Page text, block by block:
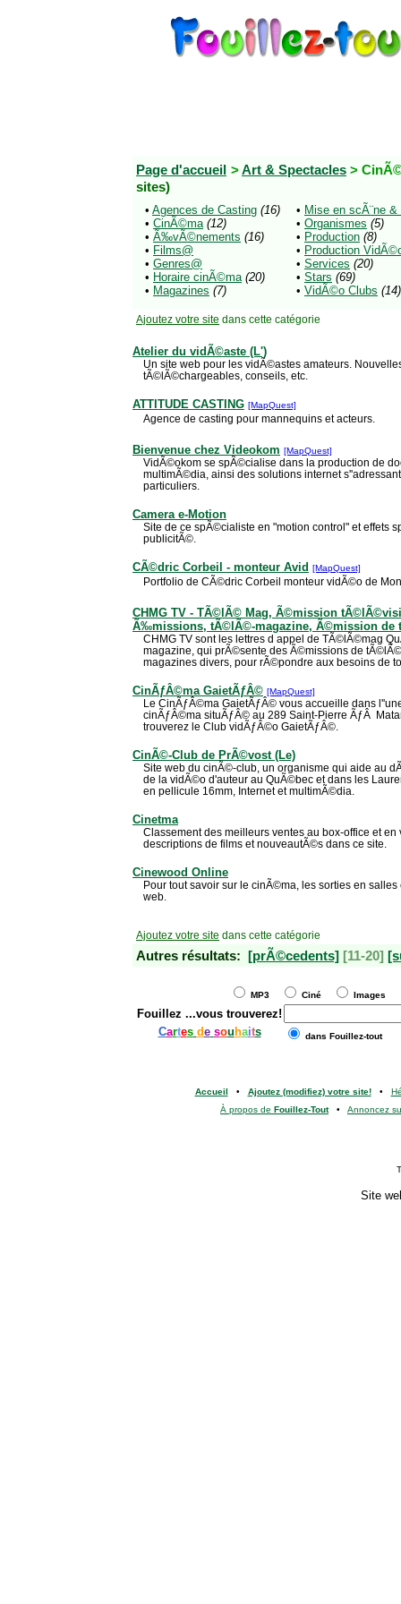
Page d'accueil >Art & Spectacles >
sites)
• Agences de Casting (16)
• CinÃ©ma (12)
• Ã‰vÃ©nements (16)
• Films@
• Genres@
• Horaire cinÃ©ma (20)
• Magazines (7)
• Mise en scÃ¨ne
• Organismes (5)
• Production (8)
• Production
• Services (20)
• Stars (69)
• VidÃ©o Clubs (14)
Ajoutez votre site dans cette catégorie
Atelier du vidÃ©aste (L')
Un site web pour les vidÃ©astes amateurs.
tÃ©lÃ©chargeables, conseils, etc.
ATTITUDE CASTING [MapQuest]
Agence de casting pour mannequins et acteurs.
Bienvenue chez Videokom [MapQuest]
VidÃ©okom se spÃ©cialise dans la production de
multimÃ©dia, ainsi des solutions internet
particuliers.
Camera e-Motion
Site de ce spÃ©cialiste en "motion control" et effets
publicitÃ©.
CÃ©dric Corbeil - monteur Avid [MapQuest]
Portfolio de CÃ©dric Corbeil monteur vidÃ©o de
CHMG TV - TÃ©lÃ© Mag, Ã©mission
Ã‰missions, tÃ©lÃ©-magazine, Ã©mission de
CHMG TV sont les lettres d appel de TÃ©lÃ©mag
magazine, qui prÃ©sente des Ã©missions de
magazines divers, pour rÃ©pondre aux besoins de
CinÃƒÂ©ma GaietÃƒÂ© [MapQuest]
Le CinÃƒÂ©ma GaietÃƒÂ© vous accueille dans
cinÃƒÂ©ma situÃƒÂ© au 289 Saint-Pierre ÃƒÂ
trouverez le Club vidÃƒÂ©o GaietÃƒÂ©.
CinÃ©-Club de PrÃ©vost (Le)
Site web du cinÃ©-club, un organisme qui aide au
de la vidÃ©o d'auteur au QuÃ©bec et dans les
en pellicule 16mm, Internet et multimÃ©dia.
Cinetma
Classement des meilleurs ventes au box-office et
descriptions de films et nouveautÃ©s dans ce site.
Cinewood Online
Pour tout savoir sur le cinÃ©ma, les sorties en salles
web.
Ajoutez votre site dans cette catégorie
Autres résultats: [prÃ©cedents] [11-20]
MP3 Ciné Images
Fouillez ...vous trouverez!
Cartes de sou haits dans Fouillez-tout
Accueil • Ajoutez (modifiez) votre site!•
À propos de Fouillez-Tout• Annoncez
Site